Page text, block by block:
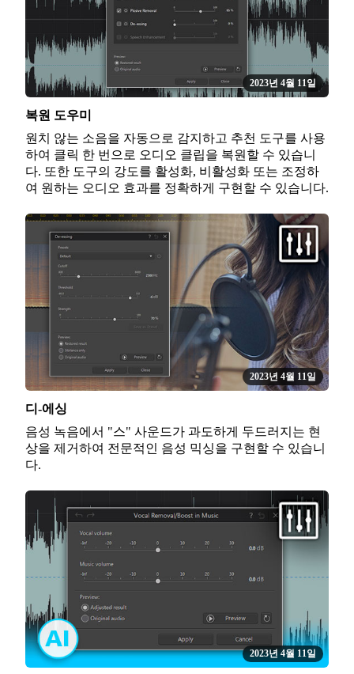
2023년 4월 11일
복원 도우미
원치 않는 소음을 자동으로 감지하고 추천 도구를 사용
하여 클릭 한 번으로 오디오 클립을 복원할 수 있습니
다. 또한 도구의 강도를 활성화, 비활성화 또는 조정하
여 원하는 오디오 효과를 정확하게 구현할 수 있습니다.
2023년 4월 11일
디-에싱
음성 녹음에서 "스" 사운드가 과도하게 두드러지는 현
상을 제거하여 전문적인 음성 믹싱을 구현할 수 있습니
다.
2023년 4월 11일